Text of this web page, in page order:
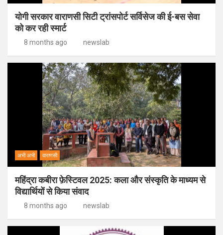
योगी सरकार वाराणसी सिटी ट्रांसपोर्ट सर्विसेज की ई-बस सेवा
को कर रही स्मार्ट
8 months ago newslab
अभी अभी वाराणसी
महिंद्रा कबीरा फ़ेस्टिवल 2025: कला और संस्कृति के माध्यम से
विद्यार्थियों से किया संवाद
8 months ago newslab